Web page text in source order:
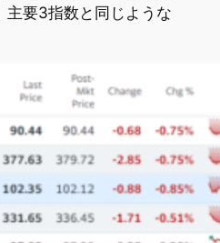
主要3指数と同じような